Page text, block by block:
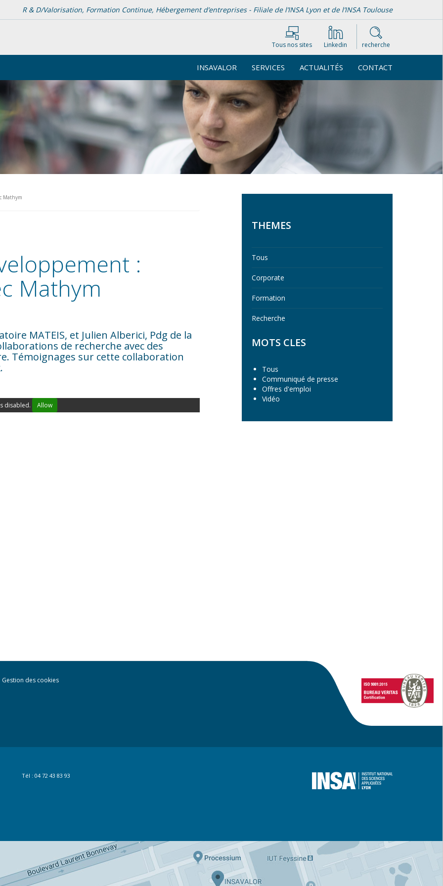
R & D/Valorisation, Formation Continue, Hébergement d’entreprises - Filiale de l’INSA Lyon et de l’INSA Toulouse
Tous nos sites Linkedin recherche
INSAVALOR SERVICES ACTUALITÉS CONTACT
Mathym
:
Mathym
MATEIS, et Julien Alberici, Pdg de la
de recherche avec des
Témoignages sur cette collaboration
disabled. Allow
THEMES
Tous
Corporate
Formation
Recherche
MOTS CLES
Tous
Communiqué de presse
Offres d'emploi
Vidéo
Gestion des cookies
Tél : 04 72 43 83 93